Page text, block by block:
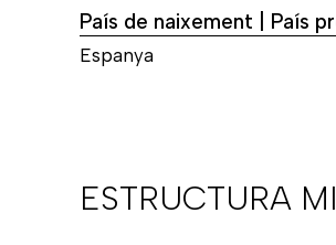
País de naixement | País
Espanya
ESTRUCTURA